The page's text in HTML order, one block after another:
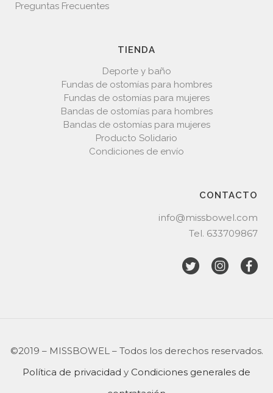
Preguntas Frecuentes
TIENDA
Deporte y baño
Fundas de ostomías para hombres
Fundas de ostomías para mujeres
Bandas de ostomías para hombres
Bandas de ostomías para mujeres
Producto Solidario
Condiciones de envío
CONTACTO
info@missbowel.com
Tel. 633709867
©2019 – MISSBOWEL – Todos los derechos reservados.
Política de privacidad y Condiciones generales de